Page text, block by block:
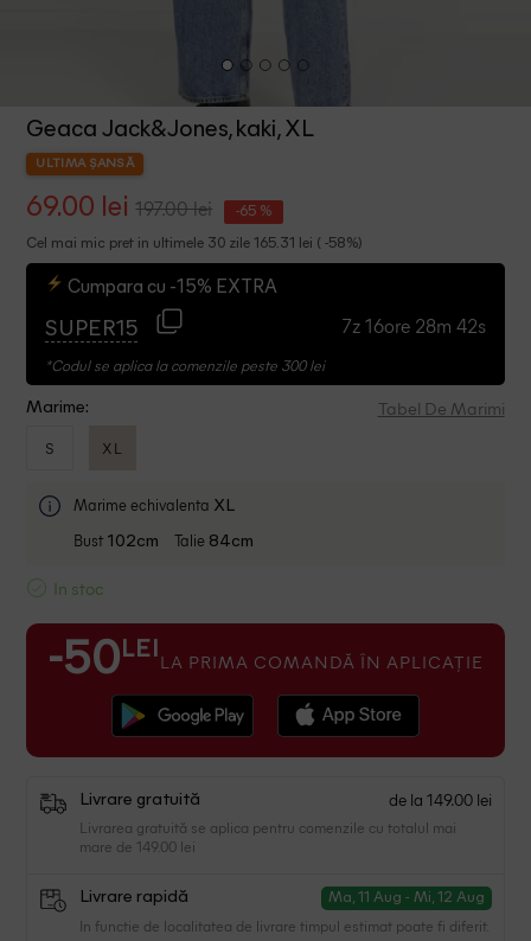
Geaca Jack&Jones, kaki, XL
ULTIMA ȘANSĂ
69.00 lei 197.00 lei -65 %
Cel mai mic pret in ultimele 30 zile 165.31 lei ( -58%)
Cumpara cu -15% EXTRA
SUPER15 7z 16ore 28m 41s
*Codul se aplica la comenzile peste 300 lei
Marime: Tabel De Marimi
S XL
Marime echivalenta XL
Bust 102cm Talie 84cm
In stoc
-50 LEI LA PRIMA COMANDĂ ÎN APLICAȚIE
Livrare gratuită de la 149.00 lei
Livrarea gratuită se aplica pentru comenzile cu totalul mai
mare de 149.00 lei
Livrare rapidă Ma, 11 Aug - Mi, 12 Aug
In functie de localitatea de livrare timpul estimat poate fi diferit.